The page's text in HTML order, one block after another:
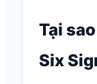
Tại
Six